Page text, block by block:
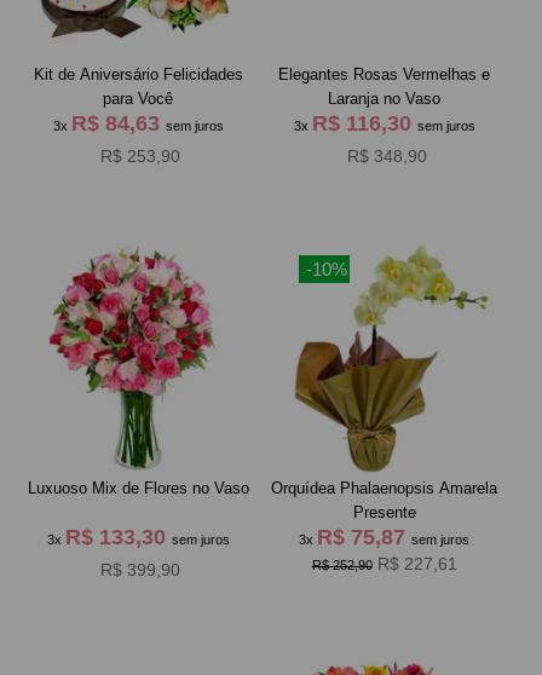
Kit de Aniversário Felicidades
para Você
3x R$ 84,63 sem juros
R$ 253,90
Elegantes Rosas Vermelhas e
Laranja no Vaso
3x R$ 116,30 sem juros
R$ 348,90
Luxuoso Mix de Flores no Vaso
3x R$ 133,30 sem juros
R$ 399,90
-10%
Orquídea Phalaenopsis Amarela
Presente
3x R$ 75,87sem juros
R$ 252,90 R$ 227,61